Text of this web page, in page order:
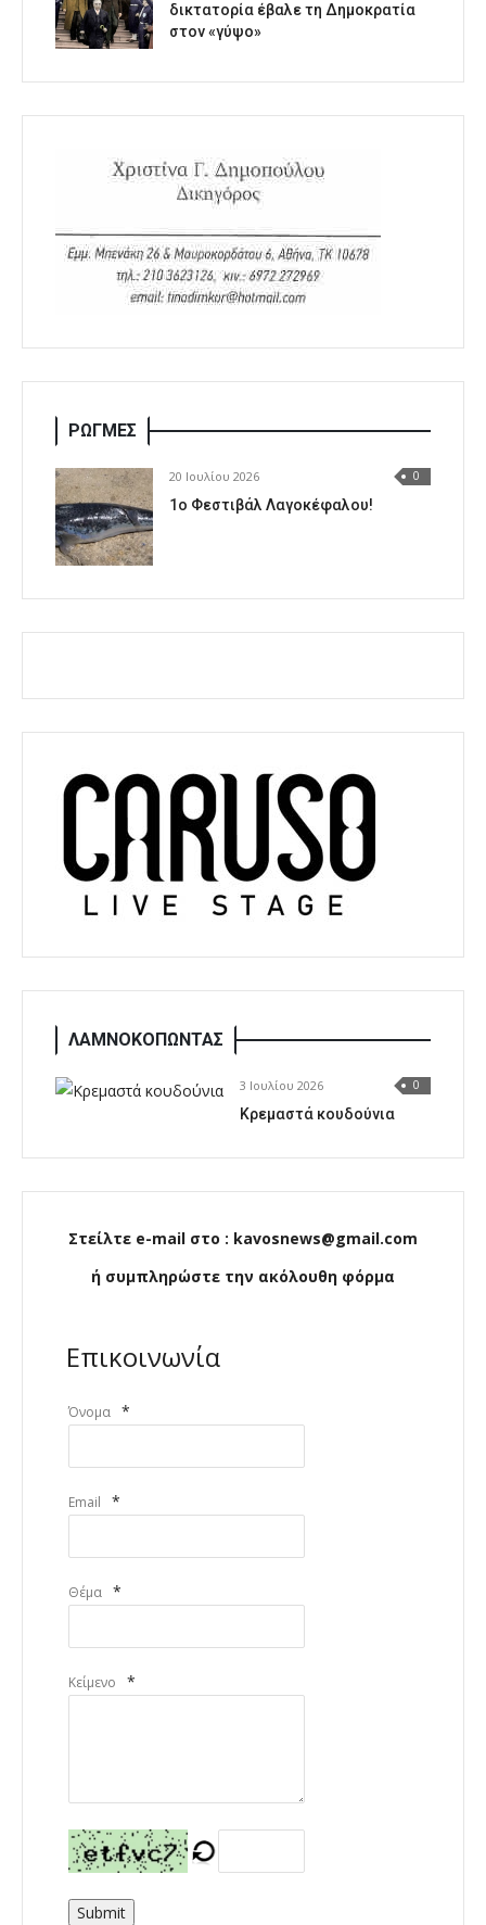
δικτατορία έβαλε τη Δημοκρατία
στον «γύψο»
ΡΩΓΜΕΣ
20 Ιουλίου 2026 0
1o Φεστιβάλ Λαγοκέφαλου!
ΛΑΜΝΟΚΟΠΩΝΤΑΣ
3 Ιουλίου 2026 0
Κρεμαστά κουδούνια
Στείλτε e-mail στο : kavosnews@gmail.com
ή συμπληρώστε την ακόλουθη φόρμα
Επικοινωνία
Όνομα *
Email *
Θέμα *
Κείμενο *
Submit